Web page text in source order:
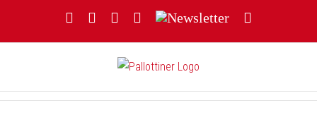
FacebookYouTubeInstagram
Threads
Newsletter